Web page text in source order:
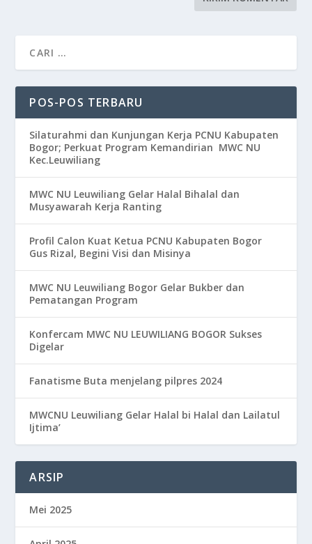
POS-POS TERBARU
Silaturahmi dan Kunjungan Kerja PCNU Kabupaten
Bogor; Perkuat Program Kemandirian MWC NU
Kec.Leuwiliang
MWC NU Leuwiliang Gelar Halal Bihalal dan
Musyawarah Kerja Ranting
Profil Calon Kuat Ketua PCNU Kabupaten Bogor
Gus Rizal, Begini Visi dan Misinya
MWC NU Leuwiliang Bogor Gelar Bukber dan
Pematangan Program
Konfercam MWC NU LEUWILIANG BOGOR Sukses
Digelar
Fanatisme Buta menjelang pilpres 2024
MWCNU Leuwiliang Gelar Halal bi Halal dan Lailatul
Ijtima’
ARSIP
Mei 2025